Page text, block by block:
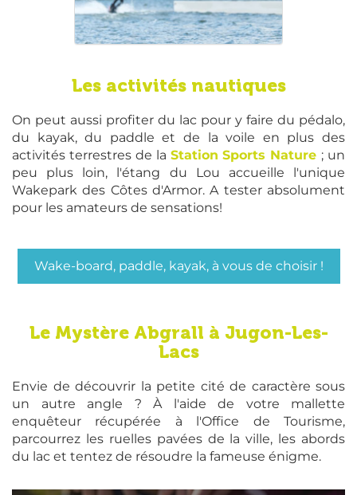
Les activités nautiques
On peut aussi profiter du lac pour y faire du pédalo,
du kayak, du paddle et de la voile en plus des
activités terrestres de la Station Sports Nature ; un
peu plus loin, l'étang du Lou accueille l'unique
Wakepark des Côtes d'Armor. A tester absolument
pour les amateurs de sensations!
Wake-board, paddle, kayak, à vous de choisir !
Le Mystère Abgrall à Jugon-Les-
Lacs
Envie de découvrir la petite cité de caractère sous
un autre angle ? À l'aide de votre mallette
enquêteur récupérée à l'Office de Tourisme,
parcourrez les ruelles pavées de la ville, les abords
du lac et tentez de résoudre la fameuse énigme.